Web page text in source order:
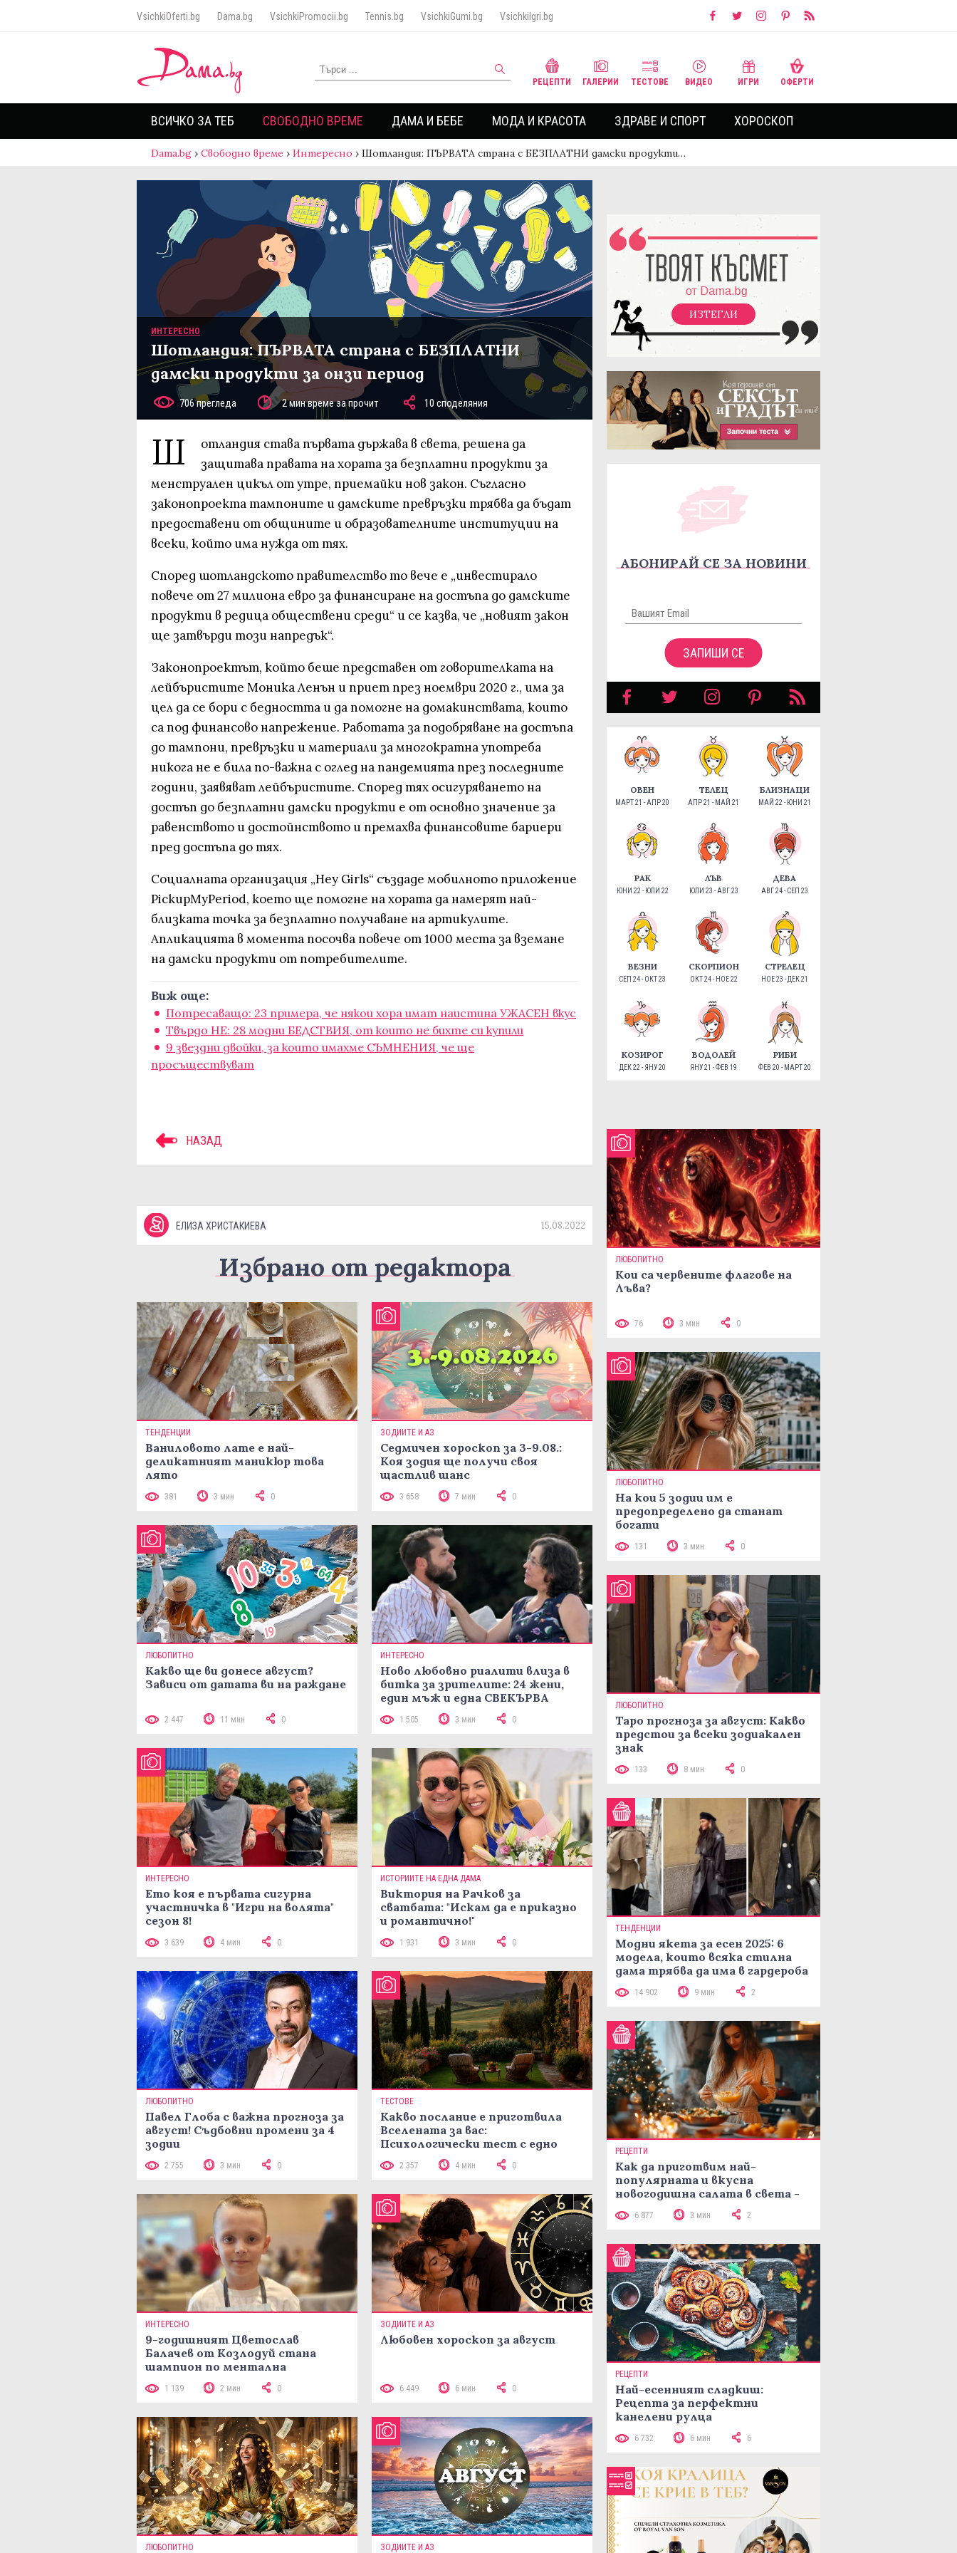
VsichkiOferti.bg Dama.bg VsichkiPromocii.bg Tennis.bg VsichkiGumi.bg VsichkiIgri.bg
РЕЦЕПТИ ГАЛЕРИИ ТЕСТОВЕ ВИДЕО ИГРИ ОФЕРТИ
ВСИЧКО ЗА ТЕБ СВОБОДНО ВРЕМЕ ДАМА И БЕБЕ МОДА И КРАСОТА ЗДРАВЕ И СПОРТ ХОРОСКОП
Dama.bg › Свободно време › Интересно › Шотландия: ПЪРВАТА страна с БЕЗПЛАТНИ дамски продукти…
ИНТЕРЕСНО
Шотландия: ПЪРВАТА страна с БЕЗПЛАТНИ
дамски продукти за онзи период
706 прегледа 2 мин време за прочит 10 споделяния
Ш
отландия става първата държава в света, решена да
защитава правата на хората за безплатни продукти за
менструален цикъл от утре, приемайки нов закон. Съгласно
законопроекта тампоните и дамските превръзки трябва да бъдат
предоставени от общините и образователните институции на
всеки, който има нужда от тях.
Според шотландското правителство то вече е „инвестирало
повече от 27 милиона евро за финансиране на достъпа до дамските
продукти в редица обществени среди“ и се казва, че „новият закон
ще затвърди този напредък“.
Законопроектът, който беше представен от говорителката на
лейбъристите Моника Ленън и приет през ноември 2020 г., има за
цел да се бори с бедността и да помогне на домакинствата, които
са под финансово напрежение. Работата за подобряване на достъпа
до тампони, превръзки и материали за многократна употреба
никога не е била по-важна с оглед на пандемията през последните
години, заявяват лейбъристите. Според тях осигуряването на
достъп до безплатни дамски продукти е от основно значение за
равенството и достойнството и премахва финансовите бариери
пред достъпа до тях.
Социалната организация „Hey Girls“ създаде мобилното приложение
PickupMyPeriod, което ще помогне на хората да намерят най-
близката точка за безплатно получаване на артикулите.
Апликацията в момента посочва повече от 1000 места за вземане
на дамски продукти от потребителите.
Виж още:
Потресаващо: 23 примера, че някои хора имат наистина УЖАСЕН вкус
Твърдо НЕ: 28 модни БЕДСТВИЯ, от които не бихте си купили
9 звездни двойки, за които имахме СЪМНЕНИЯ, че ще
просъществуват
НАЗАД
ЕЛИЗА ХРИСТАКИЕВА 15.08.2022
Избрано от редактора
ТЕНДЕНЦИИ
Ваниловото лате е най-
деликатният маникюр това
лято
381 3 мин 0
ЗОДИИТЕ И АЗ
Седмичен хороскоп за 3-9.08.:
Коя зодия ще получи своя
щастлив шанс
3 658 7 мин 0
ЛЮБОПИТНО
Какво ще ви донесе август?
Зависи от датата ви на ражданe
2 447 11 мин 0
ИНТЕРЕСНО
Ново любовно риалити влиза в
битка за зрителите: 24 жени,
един мъж и една СВЕКЪРВА
1 505 3 мин 0
ИНТЕРЕСНО
Ето коя е първата сигурна
участничка в "Игри на волята"
сезон 8!
3 639 4 мин 0
ИСТОРИИТЕ НА ЕДНА ДАМА
Виктория на Рачков за
сватбата: "Искам да е приказно
и романтично!"
1 931 3 мин 0
ЛЮБОПИТНО
Павел Глоба с важна прогноза за
август! Съдбовни промени за 4
зодии
2 755 3 мин 0
ТЕСТОВЕ
Какво послание е приготвила
Вселената за вас:
Психологически тест с едно
2 357 4 мин 0
ИНТЕРЕСНО
9-годишният Цветослав
Балачев от Козлодуй стана
шампион по ментална
аритметика с 320 задачи за 10
минути
1 139 2 мин 0
ЗОДИИТЕ И АЗ
Любовен хороскоп за август
6 449 6 мин 0
ЛЮБОПИТНО ЗОДИИТЕ И АЗ
ИЗТЕГЛИ
АБОНИРАЙ СЕ ЗА НОВИНИ
ЗАПИШИ СЕ
ОВЕН
МАРТ 21 - АПР 20
ТЕЛЕЦ
АПР 21 - МАЙ 21
БЛИЗНАЦИ
МАЙ 22 - ЮНИ 21
РАК
ЮНИ 22 - ЮЛИ 22
ЛЪВ
ЮЛИ 23 - АВГ 23
ДЕВА
АВГ 24 - СЕП 23
ВЕЗНИ
СЕП 24 - ОКТ 23
СКОРПИОН
ОКТ 24 - НОЕ 22
СТРЕЛЕЦ
НОЕ 23 - ДЕК 21
КОЗИРОГ
ДЕК 22 - ЯНУ 20
ВОДОЛЕЙ
ЯНУ 21 - ФЕВ 19
РИБИ
ФЕВ 20 - МАРТ 20
ЛЮБОПИТНО
Кои са червените флагове на
Лъва?
76 3 мин 0
ЛЮБОПИТНО
На кои 5 зодии им е
предопределено да станат
богати
131 3 мин 0
ЛЮБОПИТНО
Таро прогноза за август: Какво
предстои за всеки зодиакален
знак
133 8 мин 0
ТЕНДЕНЦИИ
Модни якета за есен 2025: 6
модела, които всяка стилна
дама трябва да има в гардероба
14 902 9 мин 2
РЕЦЕПТИ
Как да приготвим най-
популярната и вкусна
новогодишна салата в света -
рецепта Мимоза
6 877 3 мин 2
РЕЦЕПТИ
Най-есенният сладкиш:
Рецепта за перфектни
канелени рулца
6 732 6 мин 6